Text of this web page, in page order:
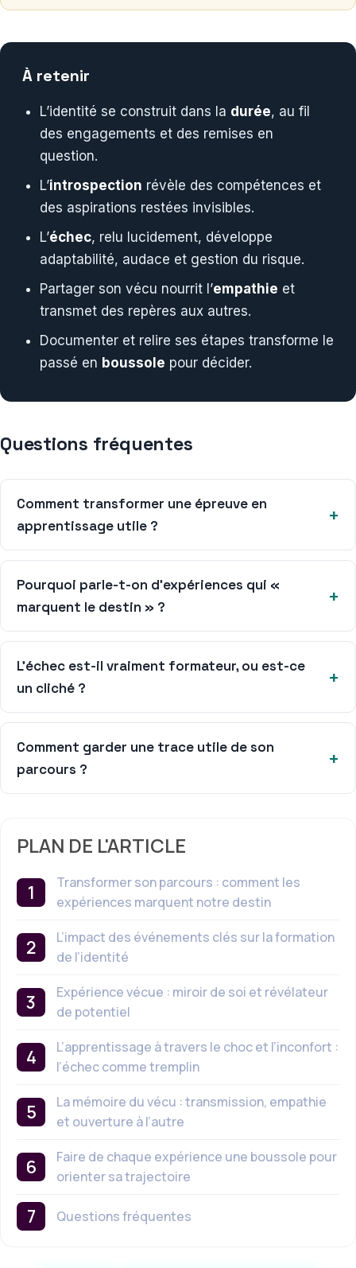
À retenir
L’identité se construit dans la durée, au fil
des engagements et des remises en
question.
L’introspection révèle des compétences et
des aspirations restées invisibles.
L’échec, relu lucidement, développe
adaptabilité, audace et gestion du risque.
Partager son vécu nourrit l’empathie et
transmet des repères aux autres.
Documenter et relire ses étapes transforme le
passé en boussole pour décider.
Questions fréquentes
Comment transformer une épreuve en
apprentissage utile ?
Pourquoi parle-t-on d’expériences qui «
marquent le destin » ?
L’échec est-il vraiment formateur, ou est-ce
un cliché ?
Comment garder une trace utile de son
parcours ?
PLAN DE L'ARTICLE
Transformer son parcours : comment les
expériences marquent notre destin
L’impact des événements clés sur la formation
de l’identité
Expérience vécue : miroir de soi et révélateur
de potentiel
L’apprentissage à travers le choc et l’inconfort :
l’échec comme tremplin
La mémoire du vécu : transmission, empathie
et ouverture à l’autre
Faire de chaque expérience une boussole pour
orienter sa trajectoire
Questions fréquentes